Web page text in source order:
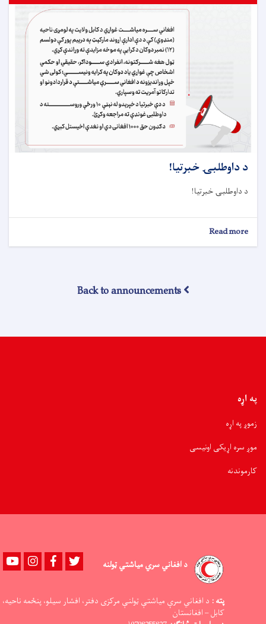
د داوطلبۍ خبرتيا!
د داوطلبۍ خبرتيا!
Read more
د
Back to announcements
په اړه
زموږ په اړه
موږ سره اړیکی اونیسی
کارموندنه
د افغاني سري میاشتي ټولنه YoutubeinstagramFacebook Twitter
پته : د افغاني سرې میاشتې ټولنې مرکزی دفتر، افشار سیلو، پنځمه ناحیه،
کابل – افغانستان